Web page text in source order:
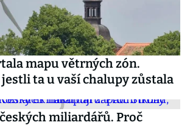
mapu větrných zón.
ta u vaší chalupy zůstala
miliardářů. Proč